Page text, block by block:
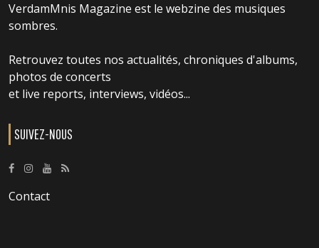
VerdamMnis Magazine est le webzine des musiques
sombres.
Retrouvez toutes nos actualités, chroniques d'albums,
photos de concerts
et live reports, interviews, vidéos...
SUIVEZ-NOUS
Contact